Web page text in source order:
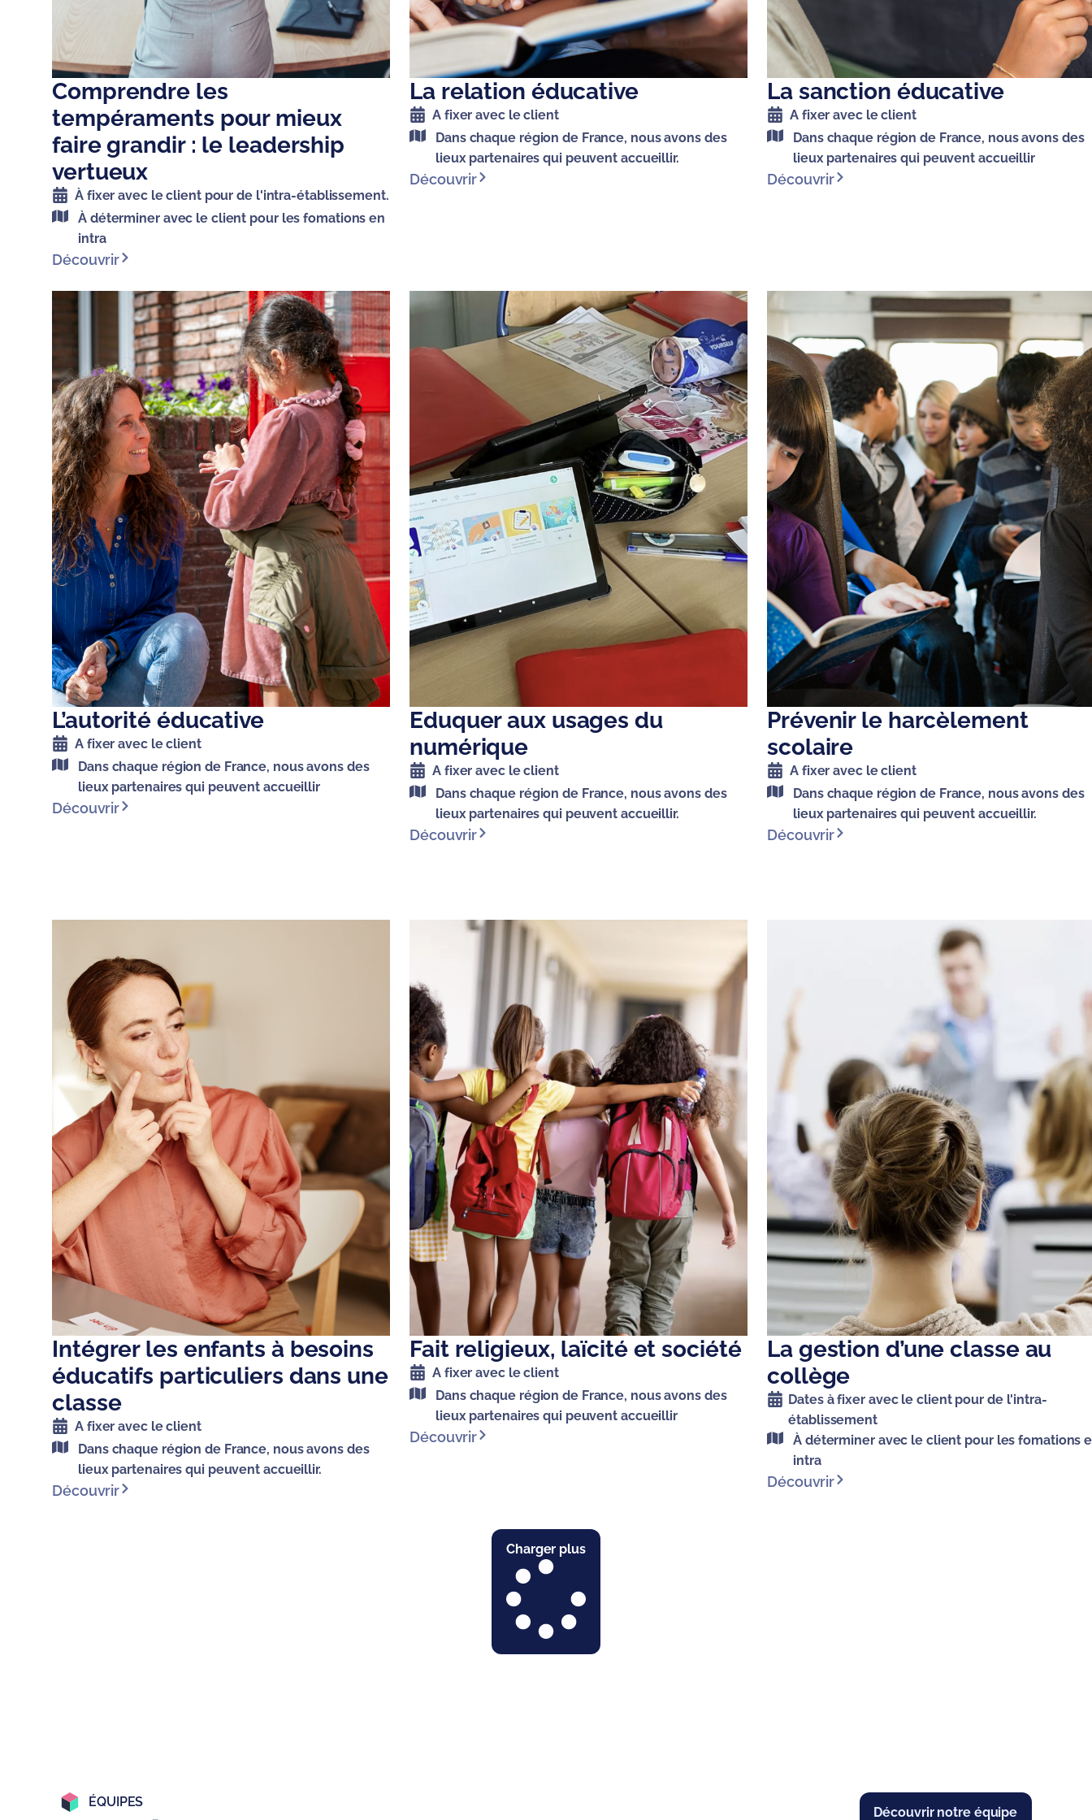
Comprendre les
tempéraments pour mieux
faire grandir : le leadership
vertueux
À fixer avec le client pour de l'intra-établissement.
À déterminer avec le client pour les fomations en
intra
Découvrir
La relation éducative
A fixer avec le client
Dans chaque région de France, nous avons des
lieux partenaires qui peuvent accueillir.
Découvrir
La sanction éducative
A fixer avec le client
Dans chaque région de France, nous avons des
lieux partenaires qui peuvent accueillir
Découvrir
L’autorité éducative
A fixer avec le client
Dans chaque région de France, nous avons des
lieux partenaires qui peuvent accueillir
Découvrir
Eduquer aux usages du
numérique
A fixer avec le client
Dans chaque région de France, nous avons des
lieux partenaires qui peuvent accueillir.
Découvrir
Prévenir le harcèlement
scolaire
A fixer avec le client
Dans chaque région de France, nous avons des
lieux partenaires qui peuvent accueillir.
Découvrir
Intégrer les enfants à besoins
éducatifs particuliers dans une
classe
A fixer avec le client
Dans chaque région de France, nous avons des
lieux partenaires qui peuvent accueillir.
Découvrir
Fait religieux, laïcité et société
A fixer avec le client
Dans chaque région de France, nous avons des
lieux partenaires qui peuvent accueillir
Découvrir
La gestion d’une classe au
collège
Dates à fixer avec le client pour de l'intra-
établissement
À déterminer avec le client pour les fomations
intra
Découvrir
Charger plus
ÉQUIPES
Découvrir notre équipe